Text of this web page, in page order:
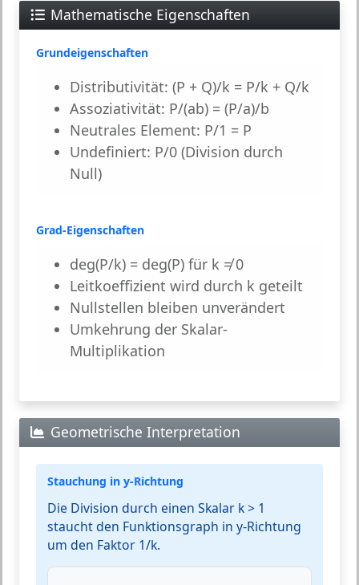
Mathematische Eigenschaften
Grundeigenschaften
Distributivität: (P + Q)/k = P/k + Q/k
Assoziativität: P/(ab) = (P/a)/b
Neutrales Element: P/1 = P
Undefiniert: P/0 (Division durch
Null)
Grad-Eigenschaften
deg(P/k) = deg(P) für k ≠ 0
Leitkoeffizient wird durch k geteilt
Nullstellen bleiben unverändert
Umkehrung der Skalar-
Multiplikation
Geometrische Interpretation
Stauchung in y-Richtung
Die Division durch einen Skalar k > 1
staucht den Funktionsgraph in y-Richtung
um den Faktor 1/k.